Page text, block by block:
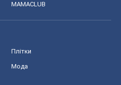
MAMACLUB
Плітки
Мода